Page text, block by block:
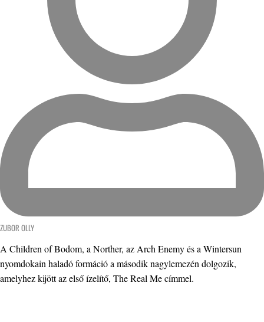
ZUBOR OLLY
A Children of Bodom, a Norther, az Arch Enemy és a Wintersun
nyomdokain haladó formáció a második nagylemezén dolgozik,
amelyhez kijött az első ízelítő, The Real Me címmel.